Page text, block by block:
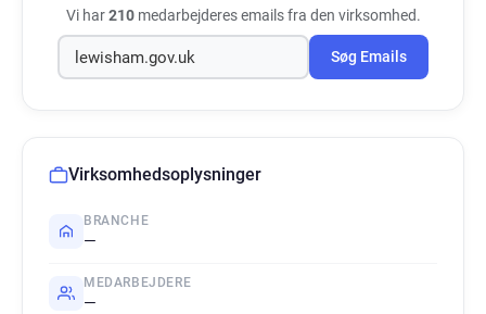
Vi har210medarbejderes emails fra den virksomhed.
Søg Emails
Virksomhedsoplysninger
BRANCHE
—
MEDARBEJDERE
—